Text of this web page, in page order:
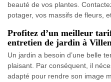
beauté de vos plantes.
potager, vos massifs de fleurs,
Profitez d’un meilleur
entretien de jardin à
Un jardin a besoin d’une belle
plaisant. Par conséquent, il
adapté pour rendre son image